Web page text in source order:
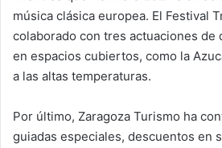
música clásica europea. El Festival
colaborado con tres actuaciones de
en espacios cubiertos, como la
a las altas temperaturas.
Por último, Zaragoza Turismo ha
guiadas especiales, descuentos en